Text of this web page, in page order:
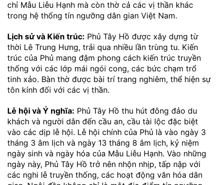
chỉ Mẫu Liễu Hạnh mà còn thờ cả các vị thần khác
trong hệ thống tín ngưỡng dân gian Việt Nam.
Lịch sử và Kiến trúc: Phủ Tây Hồ được xây dựng từ
thời Lê Trung Hưng, trải qua nhiều lần trùng tu. Kiến
trúc của Phủ mang đậm phong cách kiến trúc truyền
thống với các lớp mái ngói cong, các bức chạm trổ
tinh xảo. Bàn thờ được bài trí trang nghiêm, thể hiện sự
tôn kính đối với các vị thần.
Lễ hội và Ý nghĩa: Phủ Tây Hồ thu hút đông đảo du
khách và người dân đến cầu an, cầu tài lộc đặc biệt
vào các dịp lễ hội. Lễ hội chính của Phủ là vào ngày 3
tháng 3 âm lịch và ngày 13 tháng 8 âm lịch, kỷ niệm
ngày sinh và ngày hóa của Mẫu Liễu Hạnh. Vào những
ngày này, Phủ Tây Hồ trở nên nhộn nhịp, tấp nập với
các nghi lễ truyền thống, các hoạt động văn hóa dân